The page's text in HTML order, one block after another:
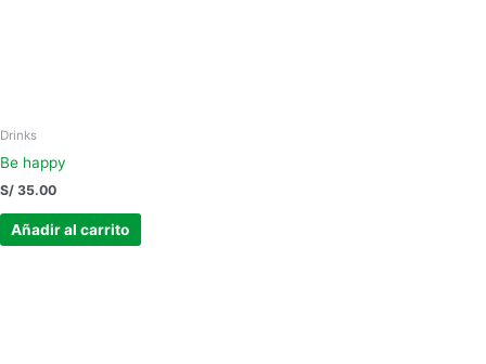
Drinks
Be happy
S/ 35.00
Añadir al carrito